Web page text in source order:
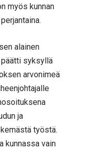
myös kunnan
alainen
päätti syksyllä
arvonimeä
ja
työstä.
kunnassa vain